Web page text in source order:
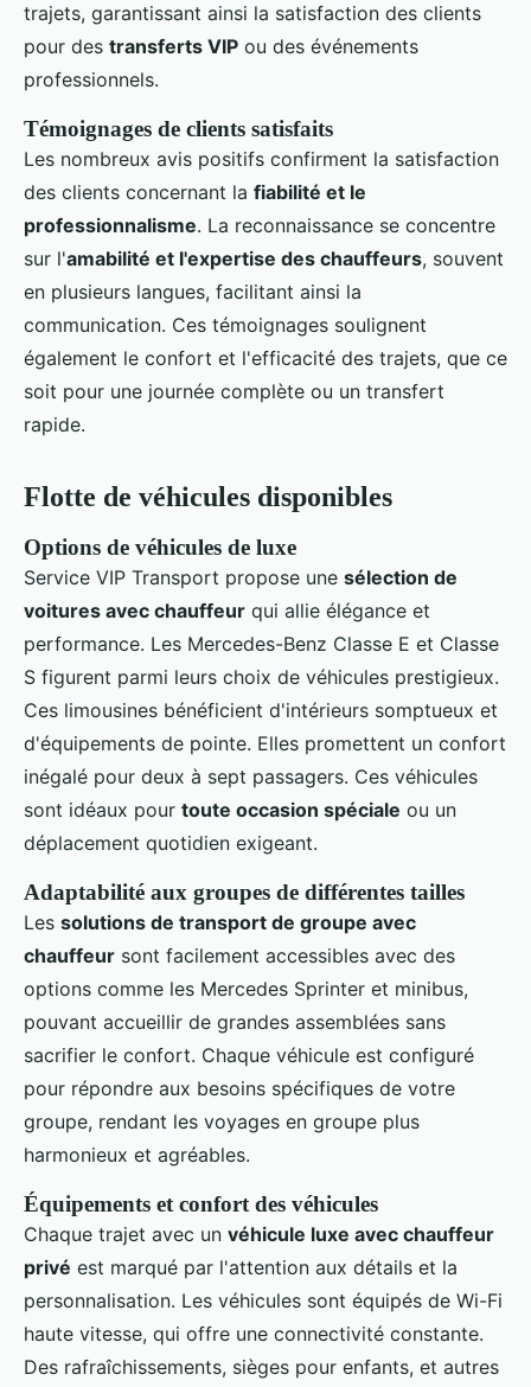
trajets, garantissant ainsi la satisfaction des clients
pour des transferts VIP ou des événements
professionnels.
Témoignages de clients satisfaits
Les nombreux avis positifs confirment la satisfaction
des clients concernant la fiabilité et le
professionnalisme. La reconnaissance se concentre
sur l'amabilité et l'expertise des chauffeurs, souvent
en plusieurs langues, facilitant ainsi la
communication. Ces témoignages soulignent
également le confort et l'efficacité des trajets, que ce
soit pour une journée complète ou un transfert
rapide.
Flotte de véhicules disponibles
Options de véhicules de luxe
Service VIP Transport propose une sélection de
voitures avec chauffeur qui allie élégance et
performance. Les Mercedes-Benz Classe E et Classe
S figurent parmi leurs choix de véhicules prestigieux.
Ces limousines bénéficient d'intérieurs somptueux et
d'équipements de pointe. Elles promettent un confort
inégalé pour deux à sept passagers. Ces véhicules
sont idéaux pour toute occasion spéciale ou un
déplacement quotidien exigeant.
Adaptabilité aux groupes de différentes tailles
Les solutions de transport de groupe avec
chauffeur sont facilement accessibles avec des
options comme les Mercedes Sprinter et minibus,
pouvant accueillir de grandes assemblées sans
sacrifier le confort. Chaque véhicule est configuré
pour répondre aux besoins spécifiques de votre
groupe, rendant les voyages en groupe plus
harmonieux et agréables.
Équipements et confort des véhicules
Chaque trajet avec un véhicule luxe avec chauffeur
privé est marqué par l'attention aux détails et la
personnalisation. Les véhicules sont équipés de Wi-Fi
haute vitesse, qui offre une connectivité constante.
Des rafraîchissements, sièges pour enfants, et autres